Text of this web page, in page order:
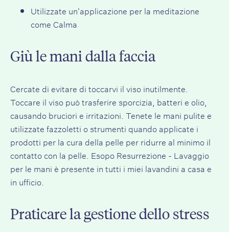
Utilizzate un'applicazione per la meditazione
come Calma
Giù le mani dalla faccia
Cercate di evitare di toccarvi il viso inutilmente.
Toccare il viso può trasferire sporcizia, batteri e olio,
causando bruciori e irritazioni. Tenete le mani pulite e
utilizzate fazzoletti o strumenti quando applicate i
prodotti per la cura della pelle per ridurre al minimo il
contatto con la pelle. Esopo Resurrezione - Lavaggio
per le mani è presente in tutti i miei lavandini a casa e
in ufficio.
Praticare la gestione dello stress